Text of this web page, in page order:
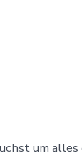
um alles